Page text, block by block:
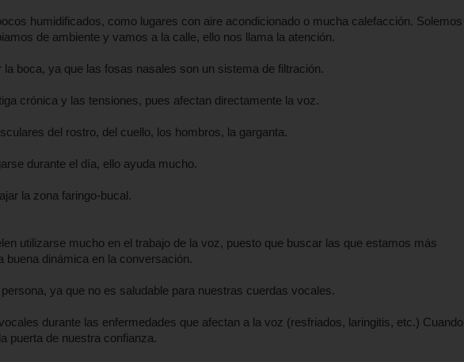
humidificados, como lugares con aire acondicionado o mucha calefacción. Solemos
de ambiente y vamos a la calle, ello nos llama la atención.
la boca, ya que las fosas nasales son un sistema de filtración.
crónica y las tensiones, pues afectan directamente la voz.
del rostro, del cuello, los hombros, la garganta.
durante el día, ello ayuda mucho.
la zona faringo-bucal.
utilizarse mucho en el trabajo de la voz, puesto que buscar las que estamos más
buena dinámica en la conversación.
ya que no es saludable para nuestras cuerdas vocales.
durante las enfermedades que afectan a la voz (resfriados, laringitis, etc.) Cuando
puerta de nuestra confianza.